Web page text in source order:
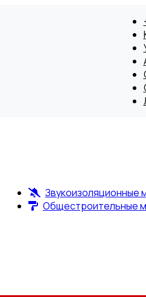
Звукоизоляционные
Общестроительные